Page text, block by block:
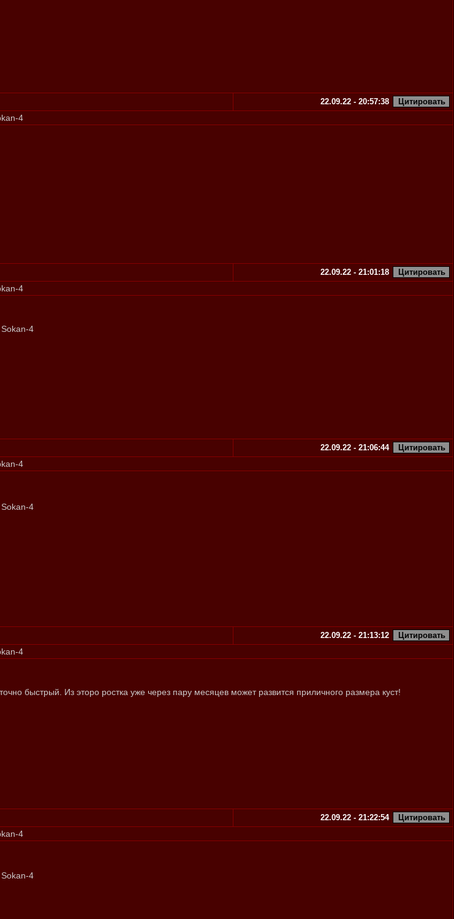
22.09.22 - 20:57:38
4
22.09.22 - 21:01:18
4
4
22.09.22 - 21:06:44
4
4
22.09.22 - 21:13:12
4
быстрый. Из эторо ростка уже через пару месяцев может развится приличного размера куст!
22.09.22 - 21:22:54
4
4